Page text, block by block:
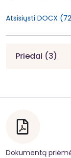
Atsisiųsti DOCX
Priedai (3)
Dokumentą